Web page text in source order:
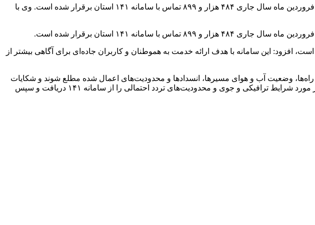
علی شادفر رئیس مرکز مدیریت راه‌های اداره‌کل راهداری و حمل و نقل جاده‌ای البرز، گفت: از ۲۴ اسفند تا ۲۴ فروردین ماه سال جاری ۴۸۴ هزار و ۸۹۹ تماس با سامانه ۱۴۱ استان برقرار شده است. وی با
پاسخ داده شده است، افزود: این سامانه با هدف ارائه خدمت به هموطنان و کاربران جاده‌ای برای آگاهی بیشتر از
راه‌ها، وضعیت آب و هوای مسیرها، انسدادها و محدودیت‌های اعمال شده مطلع شوند و شکایات
خود در حوزه راه‌ها را ثبت کنند، گفت: از رانندگان و کاربران جاده‌ای تقاضا داریم قبل از سفر آخرین اطلاعات در مورد شرایط ترافیکی و جوی و محدودیت‌های تردد احتمالی را از سامانه ۱۴۱ دریافت و سپس